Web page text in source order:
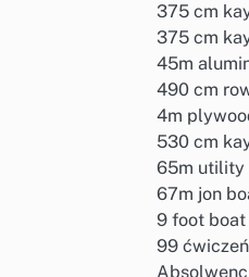
375 cm
375 cm
45m
490 cm
4m
530 cm
65m utility
67m jon
9 foot
99